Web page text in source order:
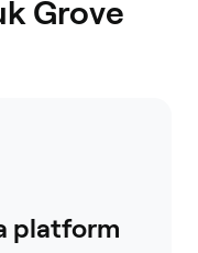
Grove
platform